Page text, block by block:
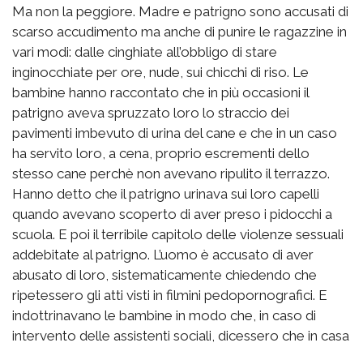
Ma non la peggiore. Madre e patrigno sono accusati di
scarso accudimento ma anche di punire le ragazzine in
vari modi: dalle cinghiate all’obbligo di stare
inginocchiate per ore, nude, sui chicchi di riso. Le
bambine hanno raccontato che in più occasioni il
patrigno aveva spruzzato loro lo straccio dei
pavimenti imbevuto di urina del cane e che in un caso
ha servito loro, a cena, proprio escrementi dello
stesso cane perchè non avevano ripulito il terrazzo.
Hanno detto che il patrigno urinava sui loro capelli
quando avevano scoperto di aver preso i pidocchi a
scuola. E poi il terribile capitolo delle violenze sessuali
addebitate al patrigno. L’uomo è accusato di aver
abusato di loro, sistematicamente chiedendo che
ripetessero gli atti visti in filmini pedopornografici. E
indottrinavano le bambine in modo che, in caso di
intervento delle assistenti sociali, dicessero che in casa